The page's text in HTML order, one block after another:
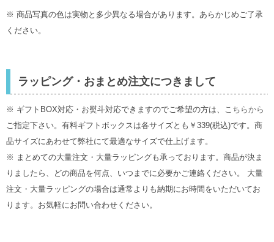
※ 商品写真の色は実物と多少異なる場合があります。あらかじめご了承
ください。
ラッピング・おまとめ注文につきまして
※ ギフトBOX対応・お熨斗対応できますのでご希望の方は、 こちらから
ご指定下さい。有料ギフトボックスは各サイズとも￥339(税込)です。商
品サイズにあわせて弊社にて最適なサイズで仕上げます。
※ まとめての大量注文・大量ラッピングも承っております。商品が決ま
りましたら、どの商品を何点、いつまでに必要かご連絡ください。 大量
注文・大量ラッピングの場合は通常よりも納期にお時間をいただいてお
ります。お気軽にお問い合わせください。